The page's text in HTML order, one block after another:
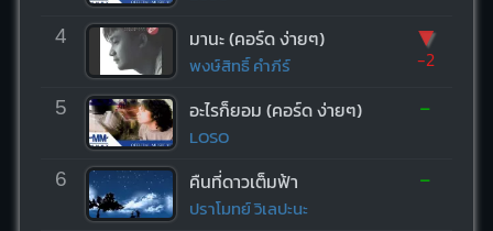
4 มานะ (คอร์ด ง่ายๆ)
พงษ์สิทธิ์ คำภีร์
▼
-2
5 อะไรก็ยอม (คอร์ด ง่ายๆ)
LOSO
-
6 คืนที่ดาวเต็มฟ้า
ปราโมทย์ วิเลปะนะ
-